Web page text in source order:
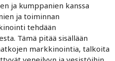
ja kumppanien kanssa
ja toiminnan
tehdään
Tämä pitää sisällään
markkinointia, talkoita